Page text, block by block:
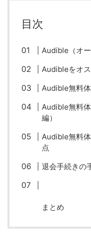
目次
Audible（オ
Audibleをオ
Audible無料体
Audible無料
編）
Audible無料
点
退会手続きの
まとめ